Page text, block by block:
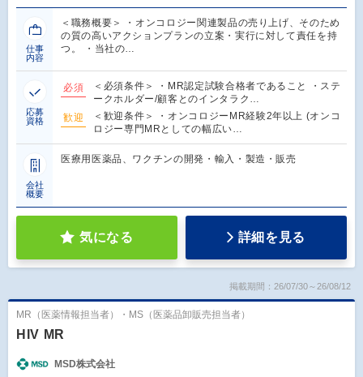
仕事
内容
＜職務概要＞ ・オンコロジー関連製品の売り上げ、そのため
の質の高いアクションプランの立案・実行に対して責任を持
つ。 ・当社の…
応募
資格
必須
＜必須条件＞ ・MR認定試験合格者であること ・ステ
ークホルダー/顧客とのインタラク…
歓迎
＜歓迎条件＞ ・オンコロジーMR経験2年以上 (オンコ
ロジー専門MRとしての幅広い…
会社
概要
医療用医薬品、ワクチンの開発・輸入・製造・販売
気になる 詳細を見る
掲載期間：26/07/30～26/08/12
MR（医薬情報担当者）・MS（医薬品卸販売担当者）
HIV MR
MSD株式会社